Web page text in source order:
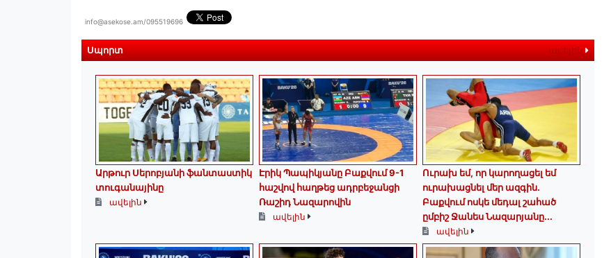
info@asekose.am/095519696
Սպորտ ավելին
Արթուր Սերոբյանի ֆանտաստիկ
տուգանայինը
ավելին
Էրիկ Պապիկյանը Բաքվում 9-1
հաշվով հաղթեց ադրբեջանցի
Ռաշիդ Նազարովին
ավելին
Ուրախ եմ, որ կարողացել եմ
ուրախացնել մեր ազգին.
Բաքվում ոսկե մեդալ շահած
ըմբիշ Ջանես Նազարյանը...
ավելին